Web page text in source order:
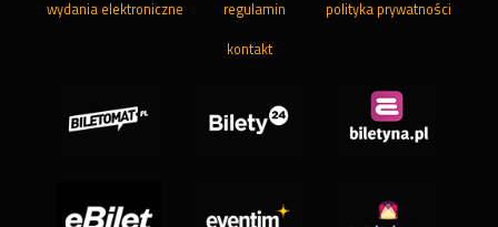
wydania elektroniczne regulamin polityka prywatności
kontakt